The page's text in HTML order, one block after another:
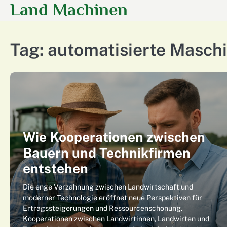
SkipLand Machinen
Tag: automatisierte
Wie Kooperationen zwischen
Bauern und Technikfirmen
entstehen
Die enge Verzahnung zwischen Landwirtschaft und
moderner Technologie eröffnet neue Perspektiven für
Ertragssteigerungen und Ressourcenschonung.
Kooperationen zwischen Landwirtinnen, Landwirten und